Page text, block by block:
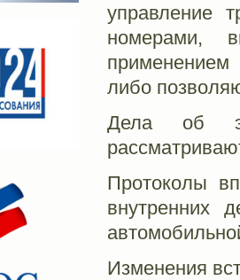
управление
номерами,
применением
либо
Дела об
Протоколы
внутренних
Изменения